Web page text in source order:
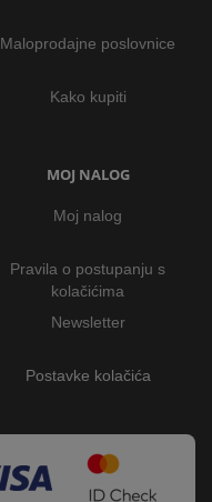
Maloprodajne poslovnice
Kako kupiti
MOJ NALOG
Moj nalog
Pravila o postupanju s
kolačićima
Newsletter
Postavke kolačića